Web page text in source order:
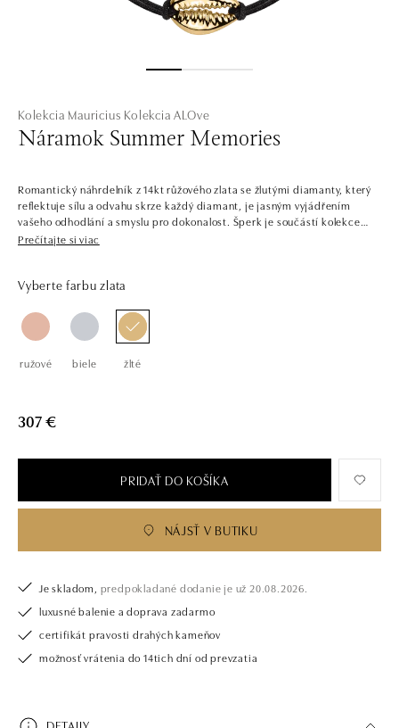
Kolekcia Mauricius Kolekcia ALOve
Náramok Summer Memories
Romantický náhrdelník z 14kt růžového zlata se žlutými diamanty, který
reflektuje sílu a odvahu skrze každý diamant, je jasným vyjádřením
vašeho odhodlání a smyslu pro dokonalost. Šperk je součástí kolekce
Sunshine.
diamanty v sobě zachycují hřejivý pocit slunečních paprsků a pozitivní
vydáte, nebo jaké panuje počasí.
drahých kamenů už téměř 30 let. Každý šperk je tak originál a je také
námi pouze šperk, ale také chytrou investici.
Prečítajte si viac
Vyberte farbu zlata
ružové biele žlté
307 €
PRIDAŤ DO KOŠÍKA
NÁJSŤ V BUTIKU
Je skladom, predpokladané dodanie je už 20.08.2026.
luxusné balenie a doprava zadarmo
certifikát pravosti drahých kameňov
možnosť vrátenia do 14tich dní od prevzatia